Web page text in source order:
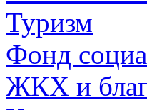
Туризм
Фонд
ЖКХ и